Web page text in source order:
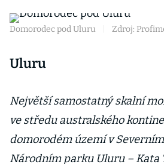
Domorodec pod Uluru Zdroj:
Uluru
Největší samostatný skalní
ve středu australského
domorodém území v
Národním parku Uluru – Kata